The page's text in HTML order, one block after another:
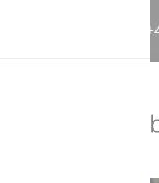
Remscheid